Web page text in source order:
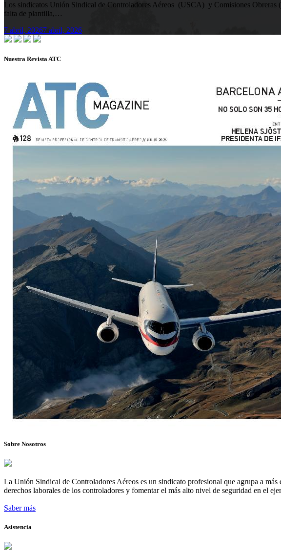
Los sindicatos Unión Sindical de Controladores Aéreos (USCA) y Comisiones Obreras
falta de plantilla,…
7 abril, 20267 abril, 2026
Nuestra Revista ATC
Sobre Nosotros
La Unión Sindical de Controladores Aéreos es un sindicato profesional que agrupa a
derechos laborales de los controladores y fomentar el más alto nivel de seguridad en el
Saber más
Asistencia